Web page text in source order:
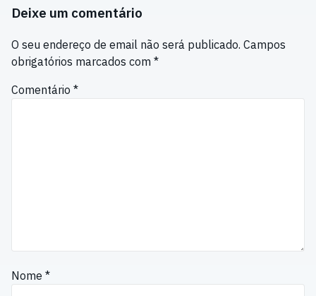
Deixe um comentário
O seu endereço de email não será publicado. Campos
obrigatórios marcados com *
Comentário *
Nome *